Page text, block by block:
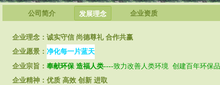
公司简介 发展理念 企业资质
企业理念： 诚实守信 尚德尊礼 合作共赢
企业愿景： 净化每一片蓝天
企业宗旨： 奉献环保 造福人类----致力改善人类环境 创建百年环保
企业精神： 优质 高效 创新 进取